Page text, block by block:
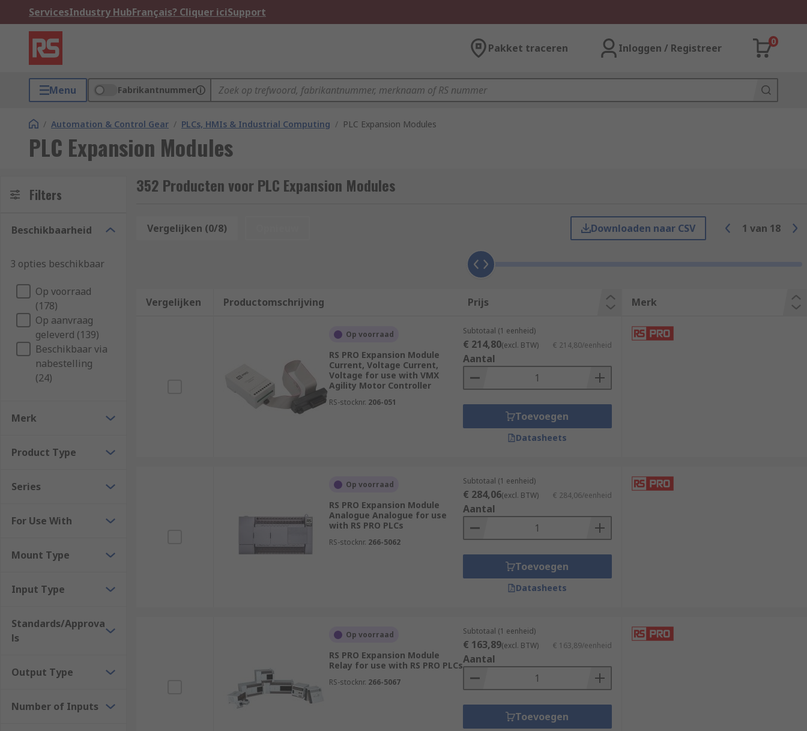
ServicesIndustry HubFrançais? Cliquer iciSupport
Pakket traceren Inloggen / Registreer
0
Menu Fabrikantnummer
/ Automation & Control Gear / PLCs, HMIs & Industrial Computing / PLC Expansion Modules
PLC Expansion Modules
Filters
Beschikbaarheid
3 opties beschikbaar
Op voorraad
(178)
Op aanvraag
geleverd (139)
Beschikbaar via
nabestelling
(24)
Merk
Product Type
Series
For Use With
Mount Type
Input Type
Standards/Approva
ls
Output Type
Number of Inputs
352 Producten voor PLC Expansion Modules
Vergelijken (0/8) Downloaden naar CSV 1 van 18
Vergelijken Productomschrijving Prijs Merk
Op voorraad
RS PRO Expansion Module
Current, Voltage Current,
Voltage for use with VMX
Agility Motor Controller
RS-stocknr. 206-051
Subtotaal (1 eenheid)
€ 214,80(excl. BTW) € 214,80/eenheid
Aantal
Toevoegen
Datasheets
Op voorraad
RS PRO Expansion Module
Analogue Analogue for use
with RS PRO PLCs
RS-stocknr. 266-5062
Subtotaal (1 eenheid)
€ 284,06(excl. BTW) € 284,06/eenheid
Aantal
Toevoegen
Datasheets
Op voorraad
RS PRO Expansion Module
Relay for use with RS PRO PLCs
RS-stocknr. 266-5067
Subtotaal (1 eenheid)
€ 163,89(excl. BTW) € 163,89/eenheid
Aantal
Toevoegen